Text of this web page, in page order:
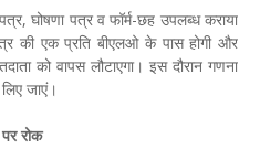
घोषणा पत्र व फॉर्म-छह उपलब्ध कराया
की एक प्रति बीएलओ के पास होगी और
को वापस लौटाएगा। इस दौरान गणना
जाएं।
रोक